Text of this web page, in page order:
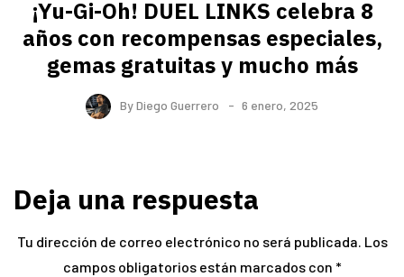
¡Yu-Gi-Oh! DUEL LINKS celebra 8
años con recompensas especiales,
gemas gratuitas y mucho más
ByDiego Guerrero 6 enero, 2025
Deja una respuesta
Tu dirección de correo electrónico no será publicada. Los
campos obligatorios están marcados con *